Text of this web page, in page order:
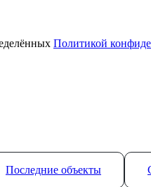
Политикой
Последние объекты